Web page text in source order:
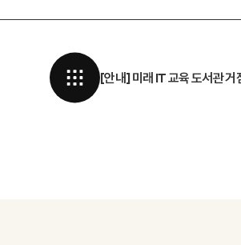
[안내] 미래 IT 교육 도서관 거